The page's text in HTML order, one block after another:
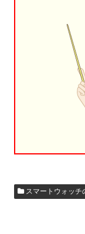
スマートウォッチ